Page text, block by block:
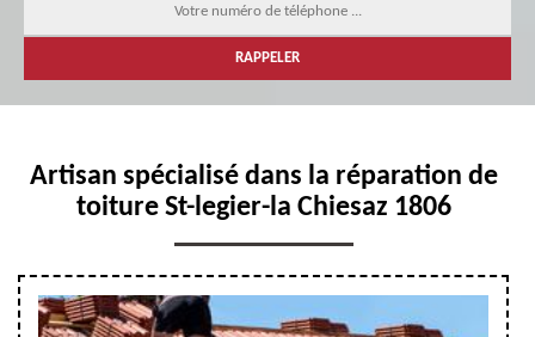
Artisan spécialisé dans la réparation de
toiture St-legier-la Chiesaz 1806